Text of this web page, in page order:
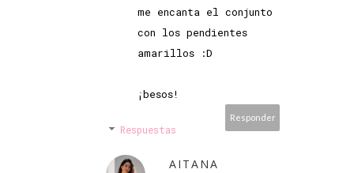
me encanta el conjunto
con los pendientes
amarillos :D
¡besos!
Responder
Respuestas
AITANA